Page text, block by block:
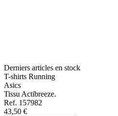
Derniers articles en stock
T-shirts Running
Asics
Tissu Actibreeze.
Ref. 157982
43,50 €